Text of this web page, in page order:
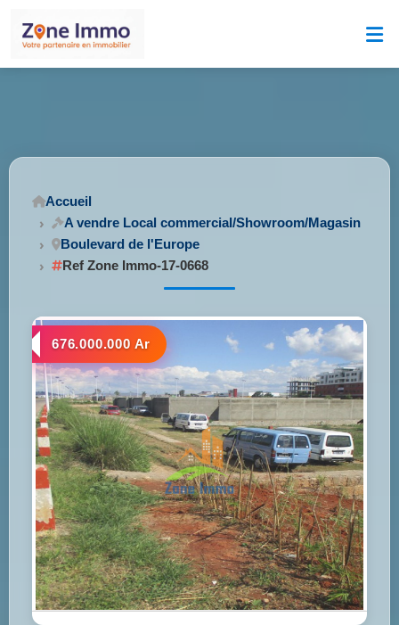
Accueil
A vendre Local commercial/Showroom/Magasin
Boulevard de l'Europe
Ref Zone Immo-17-0668
676.000.000 Ar